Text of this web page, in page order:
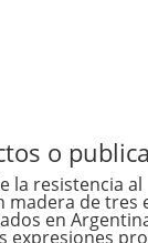
o
la resistencia al
madera de tres
en
expresiones